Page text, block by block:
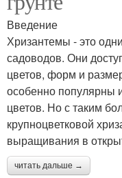
Введение
Хризантемы - это
садоводов. Они
цветов, форм и
особенно популярны
цветов. Но с таким
крупноцветковой
выращивания в
читать дальше →